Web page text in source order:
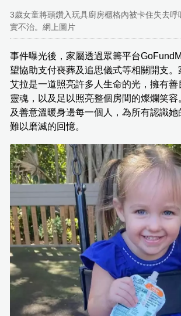
3歲女童將頭鑽入玩具廚房櫃格內被卡住失去呼
實不治。網上圖片
事件曝光後，家屬透過眾籌平台
望協助支付喪葬及追思儀式等相關開支。
艾拉是一道照亮許多人生命的光，擁有善
靈魂，以及足以照亮整個房間的燦爛笑
及善意溫暖身邊每一個人，為所有認識
難以磨滅的回憶。